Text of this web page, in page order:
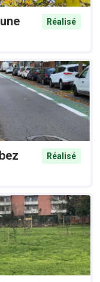
Réalisé
Réalisé